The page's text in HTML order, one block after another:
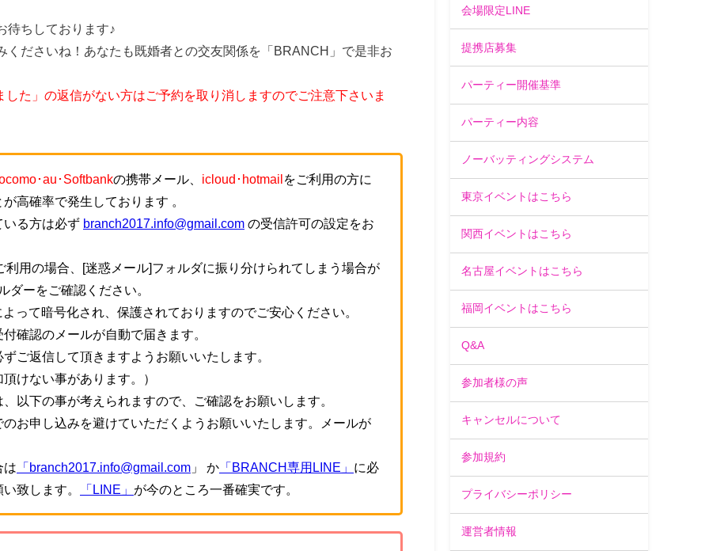
待ちしております♪
くださいね！あなたも既婚者との交友関係を「BRANCH」で是非お
た」の返信がない方はご予約を取り消しますのでご注意下さいま
･au･Softbankの携帯メール、 icloud･hotmail をご利用の方に
高確率で発生しております 。
いる方は必ず branch2017.info@gmail.com の受信許可の設定をお
利用の場合、[迷惑メール]フォルダに振り分けられてしまう場合が
ダーをご確認ください。
って暗号化され、保護されておりますのでご安心ください。
確認のメールが自動で届きます。
ご返信して頂きますようお願いいたします。
けない事があります。）
以下の事が考えられますので、ご確認をお願いします。
お申し込みを避けていただくようお願いいたします。メールが
は 「branch2017.info@gmail.com 」 か 「BRANCH専用LINE」 に必
致します。
「LINE」 が今のところ一番確実です。
会場限定LINE
提携店募集
パーティー開催基準
パーティー内容
ノーバッティングシステム
東京イベントはこちら
関西イベントはこちら
名古屋イベントはこちら
福岡イベントはこちら
Q&A
参加者様の声
キャンセルについて
参加規約
プライバシーポリシー
運営者情報